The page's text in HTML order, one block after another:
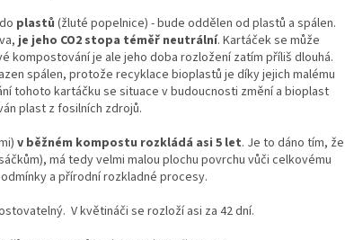
plastů (žluté popelnice) - bude oddělen od plastů a spálen.
je jeho CO2 stopa téměř neutrální. Kartáček se může
je ale jeho doba rozložení zatím příliš dlouhá.
spálen, protože recyklace bioplastů je díky jejich malému
tohoto kartáčku se situace v budoucnosti změní a bioplast
plast z fosilních zdrojů.
v běžném kompostu rozkládá asi 5 let. Je to dáno tím, že
má tedy velmi malou plochu povrchu vůči celkovému
a přírodní rozkladné procesy.
V květináči se rozloží asi za 42 dní.